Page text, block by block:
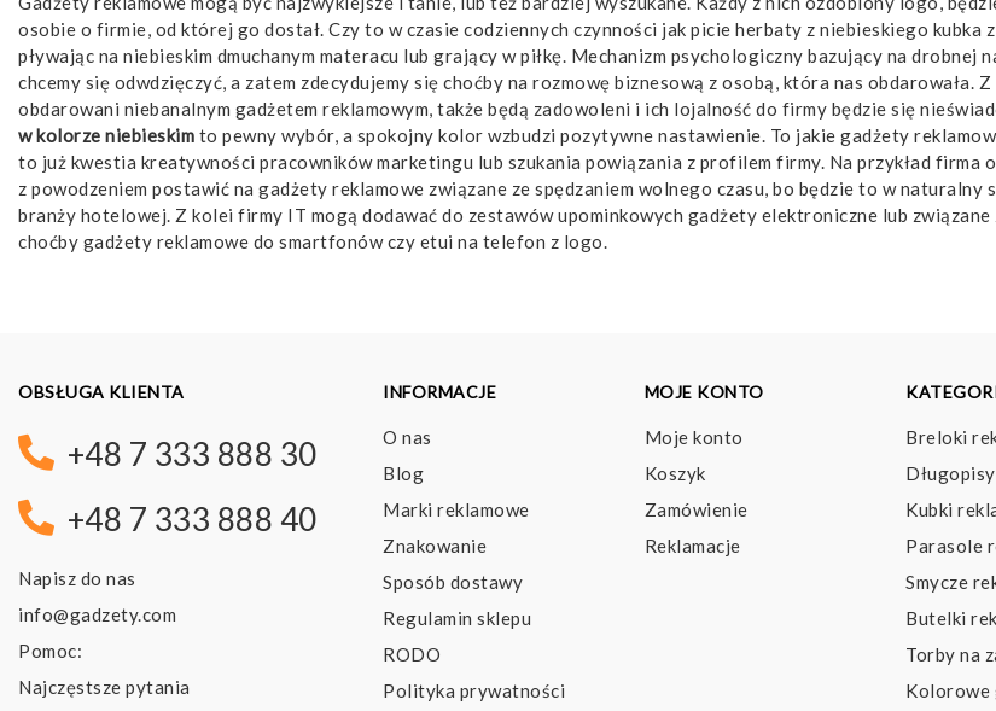
osobie o firmie, od której go dostał. Czy to w czasie codziennych czynności jak picie herbaty z niebieskiego kubka
pływając na niebieskim dmuchanym materacu lub grający w piłkę. Mechanizm psychologiczny bazujący na drobnej
chcemy się odwdzięczyć, a zatem zdecydujemy się choćby na rozmowę biznesową z osobą, która nas obdarowała.
obdarowani niebanalnym gadżetem reklamowym, także będą zadowoleni i ich lojalność do firmy będzie się
w kolorze niebieskim to pewny wybór, a spokojny kolor wzbudzi pozytywne nastawienie. To jakie gadżety
to już kwestia kreatywności pracowników marketingu lub szukania powiązania z profilem firmy. Na przykład firma
z powodzeniem postawić na gadżety reklamowe związane ze spędzaniem wolnego czasu, bo będzie to w naturalny
branży hotelowej. Z kolei firmy IT mogą dodawać do zestawów upominkowych gadżety elektroniczne lub
choćby gadżety reklamowe do smartfonów czy etui na telefon z logo.
OBSŁUGA KLIENTA
+48 7 333 888 30
+48 7 333 888 40
Napisz do nas
info@gadzety.com
Pomoc:
Najczęstsze pytania
INFORMACJE
O nas
Blog
Marki reklamowe
Znakowanie
Sposób dostawy
Regulamin sklepu
RODO
Polityka prywatności
MOJE KONTO
Moje konto
Koszyk
Zamówienie
Reklamacje
Breloki
Kubki
Parasole
Smycze
Butelki
Torby na
Kolorowe